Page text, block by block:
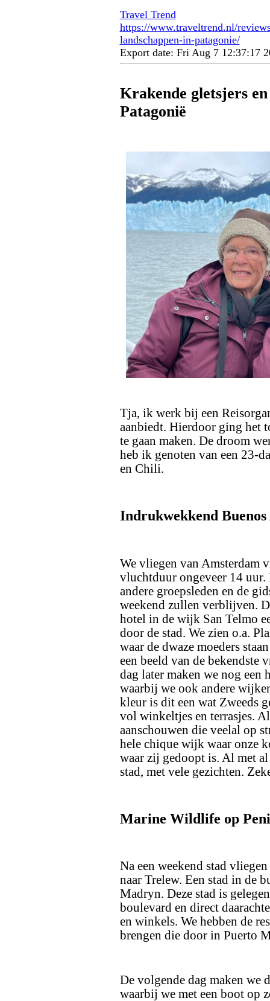
Travel Trend
https://www.traveltrend.nl/
landschappen-in-patagonie/
Export date: Fri Aug 7 12:37:17
Krakende gletsjers
Patagonië
Tja, ik werk bij een
aanbiedt. Hierdoor ging het
te gaan maken. De droom
heb ik genoten van een 23-
en Chili.
Indrukwekkend Buenos
We vliegen van Amsterdam
vluchtduur ongeveer 14 uur.
andere groepsleden en de
weekend zullen verblijven.
hotel in de wijk San Telmo
door de stad. We zien o.a.
waar de dwaze moeders
een beeld van de bekendste
dag later maken we nog een
waarbij we ook andere
kleur is dit een wat Zweeds
vol winkeltjes en terrasjes.
aanschouwen die veelal op
hele chique wijk waar onze
waar zij gedoopt is. Al met
stad, met vele gezichten.
Marine Wildlife op
Na een weekend stad
naar Trelew. Een stad in de
Madryn. Deze stad is
boulevard en direct
en winkels. We hebben de
brengen die door in Puerto
De volgende dag maken we
waarbij we met een boot op